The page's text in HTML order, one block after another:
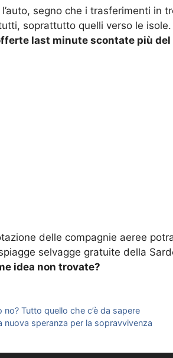
segno che i trasferimenti in
soprattutto quelli verso le
last minute scontate più del
delle compagnie aeree
selvagge gratuite della
idea non trovate?
Tutto quello che c’è da sapere
nuova speranza per la sopravvivenza